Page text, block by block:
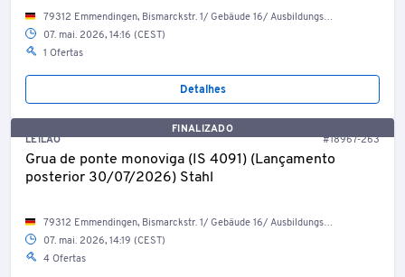
79312 Emmendingen, Bismarckstr. 1/ Gebäude 16/ Ausbildungswerkstatt
07. mai. 2026, 14:16 (CEST)
1 Ofertas
Detalhes
FINALIZADO
LEILÃO
#18967-263
Grua de ponte monoviga (IS 4091) (Lançamento
posterior 30/07/2026) Stahl
79312 Emmendingen, Bismarckstr. 1/ Gebäude 16/ Ausbildungswerkstatt
07. mai. 2026, 14:19 (CEST)
4 Ofertas